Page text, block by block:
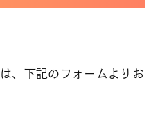
、下記のフォームよりお